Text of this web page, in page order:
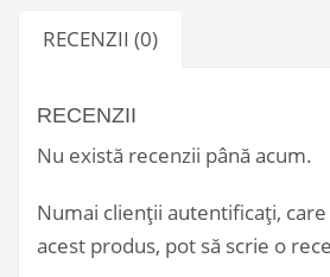
RECENZII (0)
RECENZII
Nu există recenzii până acum.
Numai clienții autentificați,
acest produs, pot să scrie o